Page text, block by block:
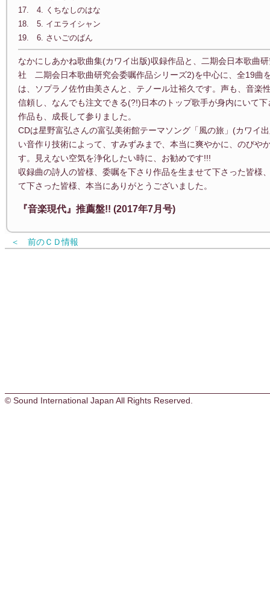
17. 4. くちなしのはな
18. 5. イエライシャン
19. 6. さいごのばん
なかにしあかね歌曲集(カワイ出版)収録作品と、二期会日本歌曲
社 二期会日本歌曲研究会委嘱作品シリーズ2)を中心に、全19曲
は、ソプラノ佐竹由美さんと、テノール辻裕久です。声も、音楽
信頼し、なんでも注文できる(?!)日本のトップ歌手が身内にいて
作品も、成長して参りました。
CDは星野富弘さんの富弘美術館テーマソング「風の旅」(カワイ
い音作り技術によって、すみずみまで、本当に爽やかに、のびや
す。見えない空気を浄化したい時に、お勧めです!!!
収録曲の詩人の皆様、委嘱を下さり作品を生ませて下さった皆様
て下さった皆様、本当にありがとうございました。
『音楽現代』推薦盤!! (2017年7月号)
＜ 前のＣＤ情報
© Sound International Japan All Rights Reserved.